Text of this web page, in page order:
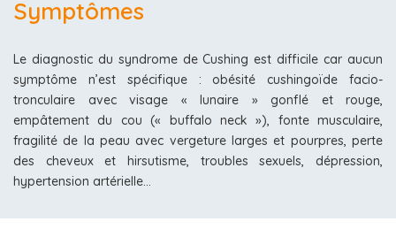
Symptômes
Le diagnostic du syndrome de Cushing est difficile car aucun
symptôme n’est spécifique : obésité cushingoïde facio-
tronculaire avec visage « lunaire » gonflé et rouge,
empâtement du cou (« buffalo neck »), fonte musculaire,
fragilité de la peau avec vergeture larges et pourpres, perte
des cheveux et hirsutisme, troubles sexuels, dépression,
hypertension artérielle…